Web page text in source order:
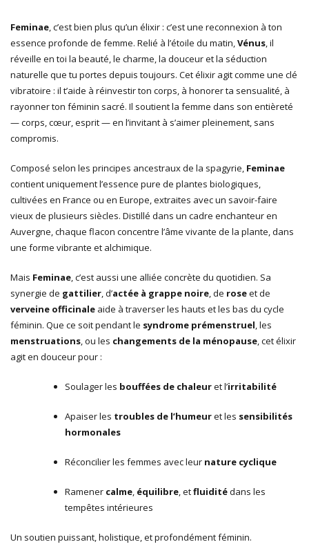
Feminae, c’est bien plus qu’un élixir : c’est une reconnexion à ton
essence profonde de femme. Relié à l’étoile du matin,Vénus, il
réveille en toi la beauté, le charme, la douceur et la séduction
naturelle que tu portes depuis toujours. Cet élixir agit comme une clé
vibratoire : il t’aide à réinvestir ton corps, à honorer ta sensualité, à
rayonner ton féminin sacré. Il soutient la femme dans son entièreté
— corps, cœur, esprit — en l’invitant à s’aimer pleinement, sans
compromis.
Composé selon les principes ancestraux de la spagyrie, Feminae
contient uniquement l’essence pure de plantes biologiques,
cultivées en France ou en Europe, extraites avec un savoir-faire
vieux de plusieurs siècles. Distillé dans un cadre enchanteur en
Auvergne, chaque flacon concentre l’âme vivante de la plante, dans
une forme vibrante et alchimique.
Mais Feminae, c’est aussi une alliée concrète du quotidien. Sa
synergie de gattilier, d’actée à grappe noire, de roseet de
verveine officinale aide à traverser les hauts et les bas du cycle
féminin. Que ce soit pendant le syndrome prémenstruel, les
menstruations, ou les changements de la ménopause, cet élixir
agit en douceur pour :
Soulager les bouffées de chaleuret l’irritabilité
Apaiser les troubles de l’humeuret les sensibilités
hormonales
Réconcilier les femmes avec leur nature cyclique
Ramener calme, équilibre, etfluiditédans les
tempêtes intérieures
Un soutien puissant, holistique, et profondément féminin.